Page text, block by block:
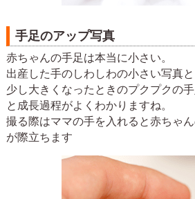
手足のアップ写真
赤ちゃんの手足は本当に小さい。
出産した手のしわしわの小さい写真と
少し大きくなったときのプクプクの
と成長過程がよくわかりますね。
撮る際はママの手を入れると赤ちゃ
が際立ちます